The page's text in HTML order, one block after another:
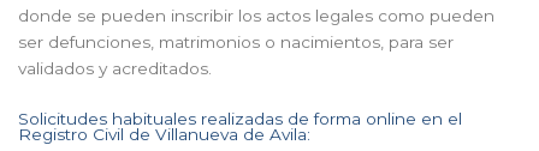
donde se pueden inscribir los actos legales como pueden
ser defunciones, matrimonios o nacimientos, para ser
validados y acreditados.
Solicitudes habituales realizadas de forma online en el
Registro Civil de Villanueva de Avila: